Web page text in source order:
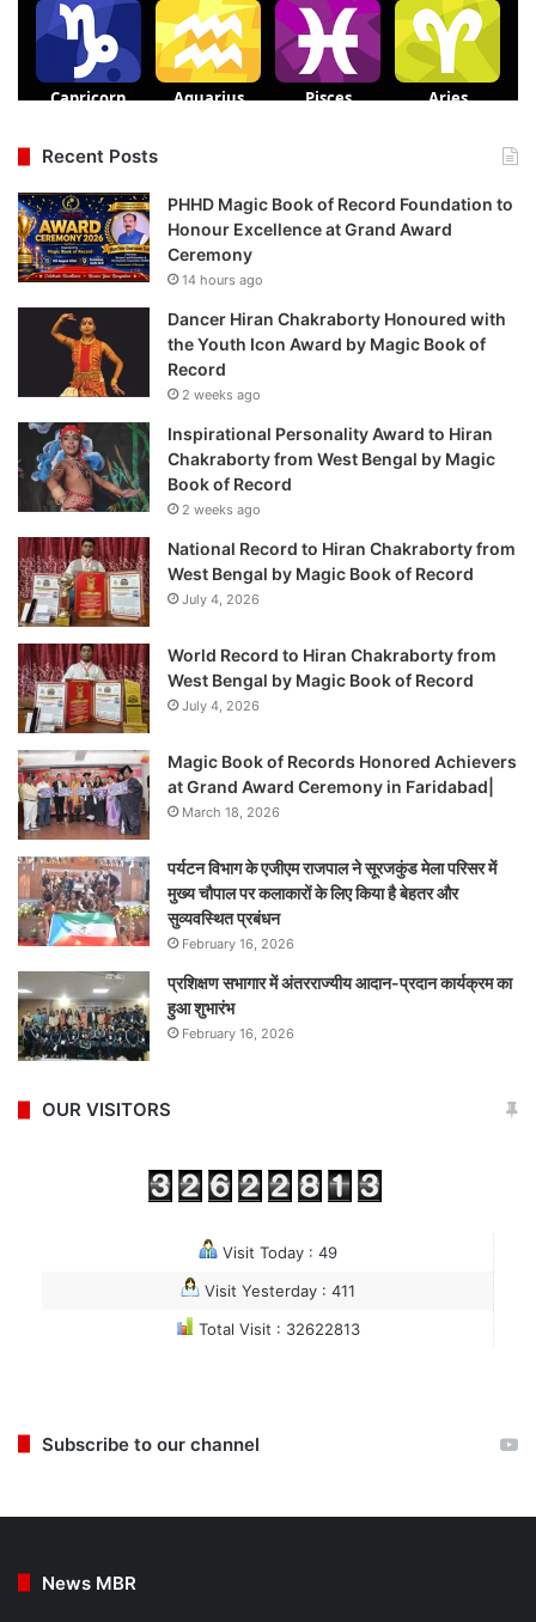
Recent Posts
PHHD Magic Book of Record Foundation to
Honour Excellence at Grand Award
Ceremony
14 hours ago
Dancer Hiran Chakraborty Honoured with
the Youth Icon Award by Magic Book of
Record
2 weeks ago
Inspirational Personality Award to Hiran
Chakraborty from West Bengal by Magic
Book of Record
2 weeks ago
National Record to Hiran Chakraborty from
West Bengal by Magic Book of Record
July 4, 2026
World Record to Hiran Chakraborty from
West Bengal by Magic Book of Record
July 4, 2026
Magic Book of Records Honored Achievers
at Grand Award Ceremony in Faridabad|
March 18, 2026
पर्यटन विभाग के एजीएम राजपाल ने सूरजकुंड मेला परिसर में
मुख्य चौपाल पर कलाकारों के लिए किया है बेहतर और
सुव्यवस्थित प्रबंधन
February 16, 2026
प्रशिक्षण सभागार में अंतरराज्यीय आदान-प्रदान कार्यक्रम का
हुआ शुभारंभ
February 16, 2026
OUR VISITORS
Visit Today : 49
Visit Yesterday : 411
Total Visit : 32622813
Subscribe to our channel
News MBR